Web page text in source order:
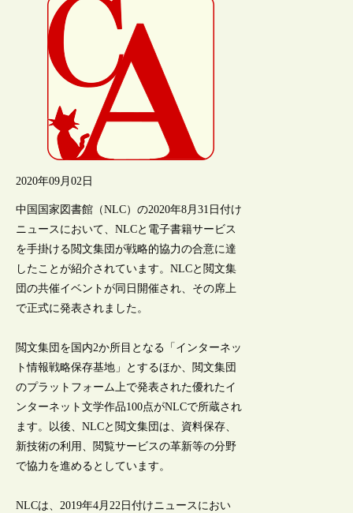
2020年09月02日
中国国家図書館（NLC）の2020年8月31日付け
ニュースにおいて、NLCと電子書籍サービス
を手掛ける閲文集団が戦略的協力の合意に達
したことが紹介されています。NLCと閲文集
団の共催イベントが同日開催され、その席上
で正式に発表されました。
閲文集団を国内2か所目となる「インターネッ
ト情報戦略保存基地」とするほか、閲文集団
のプラットフォーム上で発表された優れたイ
ンターネット文学作品100点がNLCで所蔵され
ます。以後、NLCと閲文集団は、資料保存、
新技術の利用、閲覧サービスの革新等の分野
で協力を進めるとしています。
NLCは、2019年4月22日付けニュースにおい